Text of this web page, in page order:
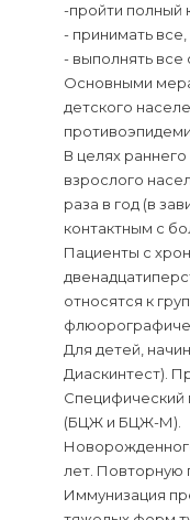
-пройти полный
- принимать
- выполнять все
Основными
детского
В целях
взрослого
раза в год (в
контактным с
Пациенты с
относятся к
Для детей,
Диаскинтест).
Специфический
(БЦЖ и БЦЖ-М).
лет. Повторную
Иммунизация